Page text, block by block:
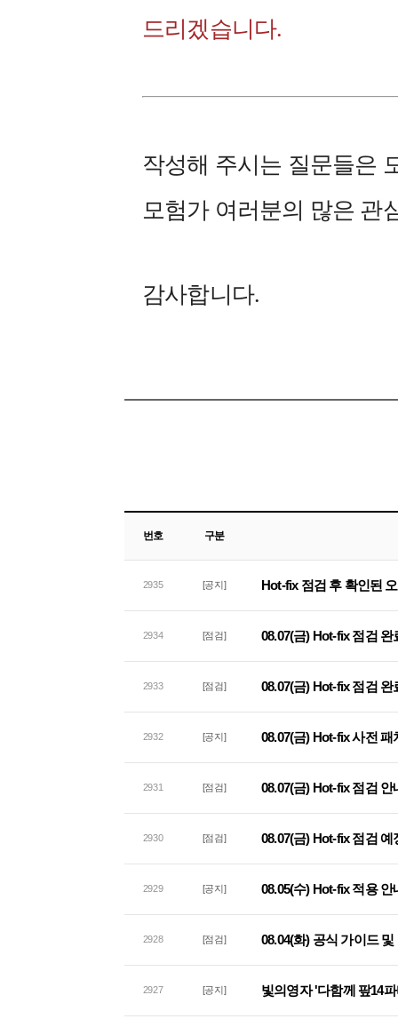
드리겠습니다.
작성해 주시는 질문들은
모험가 여러분의 많은 관
감사합니다.
번호 구분
2935 [공지] Hot-fix 점검 후 확인된
2934 [점검] 08.07(금) Hot-fix 점검 완
2933 [점검] 08.07(금) Hot-fix 점검
2932 [공지] 08.07(금) Hot-fix 사전
2931 [점검] 08.07(금) Hot-fix 점검 안
2930 [점검] 08.07(금) Hot-fix 점검 예
2929 [공지] 08.05(수) Hot-fix 적용 안
2928 [점검] 08.04(화) 공식 가이드
2927 [공지] 빛의영자 '다함께 팦14